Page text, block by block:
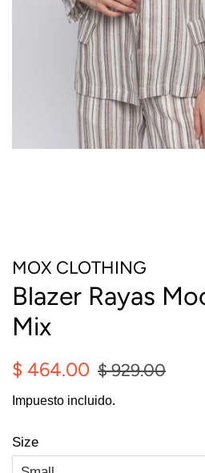
MOX CLOTHING
Blazer Rayas
Mix
Precio
$ 464.00 Precio
oferta
$ 929.00
Impuesto incluido.
Size